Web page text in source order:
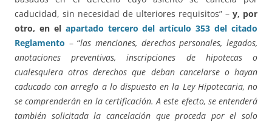
caducidad, sin necesidad de ulteriores requisitos” – y, por
otro, en el apartado tercero del artículo 353 del citado
Reglamento – “las menciones, derechos personales, legados,
anotaciones preventivas, inscripciones de hipotecas o
cualesquiera otros derechos que deban cancelarse o hayan
caducado con arreglo a lo dispuesto en la Ley Hipotecaria, no
se comprenderán en la certificación. A este efecto, se entenderá
también solicitada la cancelación que proceda por el solo